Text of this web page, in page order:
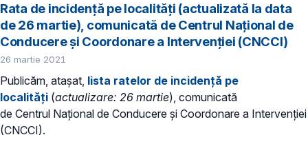
Rata de incidență pe localități (actualizată la data
de 26 martie), comunicată de Centrul Național de
Conducere și Coordonare a Intervenției (CNCCI)
26 martie 2021
Publicăm, atașat, lista ratelor de incidență pe
localități (actualizare: 26 martie), comunicată
de Centrul Național de Conducere și Coordonare a Intervenției
(CNCCI).